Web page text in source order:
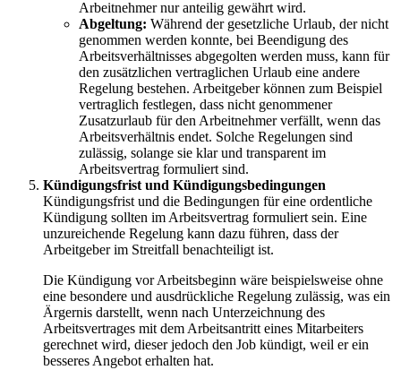
Arbeitnehmer nur anteilig gewährt wird.
Abgeltung: Während der gesetzliche Urlaub, der nicht
genommen werden konnte, bei Beendigung des
Arbeitsverhältnisses abgegolten werden muss, kann für
den zusätzlichen vertraglichen Urlaub eine andere
Regelung bestehen. Arbeitgeber können zum Beispiel
vertraglich festlegen, dass nicht genommener
Zusatzurlaub für den Arbeitnehmer verfällt, wenn das
Arbeitsverhältnis endet. Solche Regelungen sind
zulässig, solange sie klar und transparent im
Arbeitsvertrag formuliert sind.
Kündigungsfrist und Kündigungsbedingungen
Kündigungsfrist und die Bedingungen für eine ordentliche
Kündigung sollten im Arbeitsvertrag formuliert sein. Eine
unzureichende Regelung kann dazu führen, dass der
Arbeitgeber im Streitfall benachteiligt ist.
Die Kündigung vor Arbeitsbeginn wäre beispielsweise ohne
eine besondere und ausdrückliche Regelung zulässig, was ein
Ärgernis darstellt, wenn nach Unterzeichnung des
Arbeitsvertrages mit dem Arbeitsantritt eines Mitarbeiters
gerechnet wird, dieser jedoch den Job kündigt, weil er ein
besseres Angebot erhalten hat.